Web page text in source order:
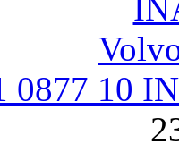
0877 10